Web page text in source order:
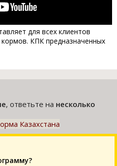
для всех клиентов
КПК предназначенных
, ответьте на несколько
Казахстана